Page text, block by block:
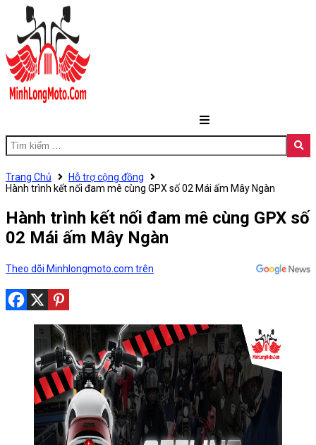
Trang Chủ
Hỗ trợ cộng đồng
Hành trình kết nối đam mê cùng GPX số 02 Mái ấm Mây Ngàn
Hành trình kết nối đam mê cùng GPX số
02 Mái ấm Mây Ngàn
Theo dõi Minhlongmoto.com trên